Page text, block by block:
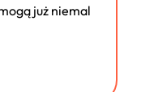
już niemal